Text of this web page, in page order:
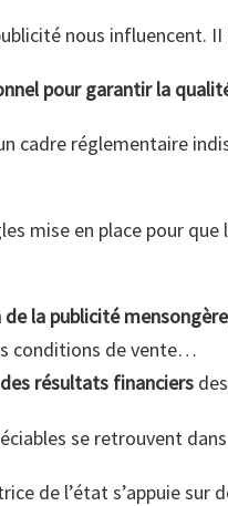
nous influencent.
pour garantir la
cadre réglementaire
mise en place pour
la publicité mensongère
conditions de vente…
résultats financiers
se retrouvent
de l’état s’appuie